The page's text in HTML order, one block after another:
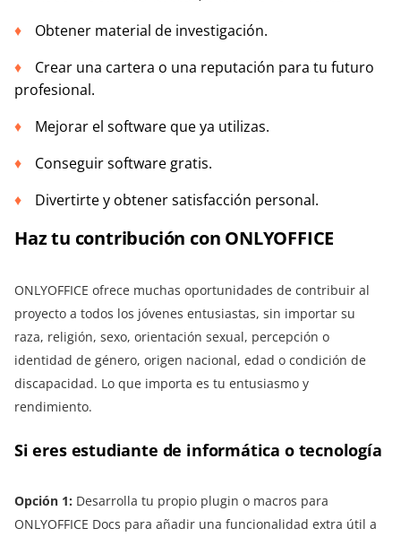
Obtener material de investigación.
Crear una cartera o una reputación para tu futuro
profesional.
Mejorar el software que ya utilizas.
Conseguir software gratis.
Divertirte y obtener satisfacción personal.
Haz tu contribución con ONLYOFFICE
ONLYOFFICE ofrece muchas oportunidades de contribuir al
proyecto a todos los jóvenes entusiastas, sin importar su
raza, religión, sexo, orientación sexual, percepción o
identidad de género, origen nacional, edad o condición de
discapacidad. Lo que importa es tu entusiasmo y
rendimiento.
Si eres estudiante de informática o tecnología
Opción 1: Desarrolla tu propio plugin o macros para
ONLYOFFICE Docs para añadir una funcionalidad extra útil a